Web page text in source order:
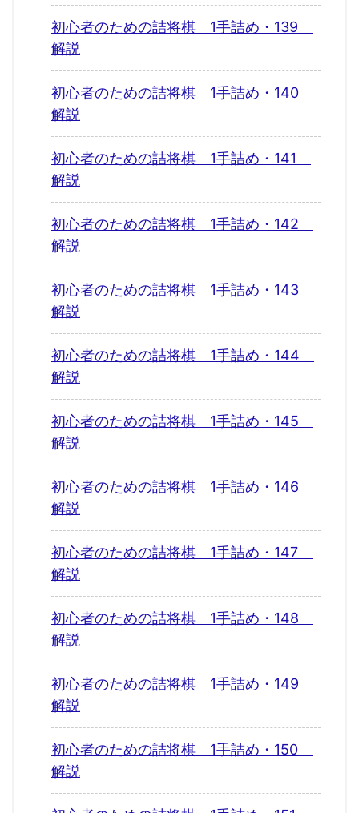
初心者のための詰将棋 1手詰め・139
解説
初心者のための詰将棋 1手詰め・140
解説
初心者のための詰将棋 1手詰め・141
解説
初心者のための詰将棋 1手詰め・142
解説
初心者のための詰将棋 1手詰め・143
解説
初心者のための詰将棋 1手詰め・144
解説
初心者のための詰将棋 1手詰め・145
解説
初心者のための詰将棋 1手詰め・146
解説
初心者のための詰将棋 1手詰め・147
解説
初心者のための詰将棋 1手詰め・148
解説
初心者のための詰将棋 1手詰め・149
解説
初心者のための詰将棋 1手詰め・150
解説